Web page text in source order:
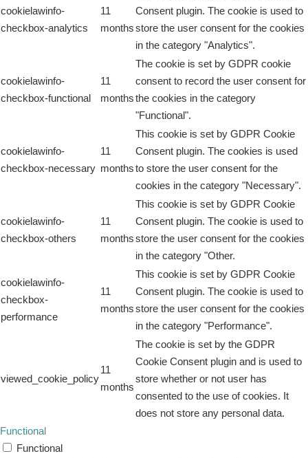
cookielawinfo-
checkbox-analytics
11
months
Consent plugin. The cookie is used to
store the user consent for the cookies
in the category "Analytics".
cookielawinfo-
checkbox-functional
11
months
The cookie is set by GDPR cookie
consent to record the user consent for
the cookies in the category
"Functional".
cookielawinfo-
checkbox-necessary
11
months
This cookie is set by GDPR Cookie
Consent plugin. The cookies is used
to store the user consent for the
cookies in the category "Necessary".
cookielawinfo-
checkbox-others
11
months
This cookie is set by GDPR Cookie
Consent plugin. The cookie is used to
store the user consent for the cookies
in the category "Other.
cookielawinfo-
checkbox-
performance
11
months
This cookie is set by GDPR Cookie
Consent plugin. The cookie is used to
store the user consent for the cookies
in the category "Performance".
viewed_cookie_policy
11
months
The cookie is set by the GDPR
Cookie Consent plugin and is used to
store whether or not user has
consented to the use of cookies. It
does not store any personal data.
Functional
Functional